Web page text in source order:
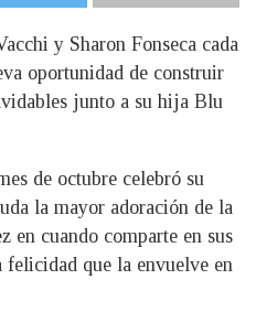
y Sharon Fonseca cada
oportunidad de construir
junto a su hija Blu
de octubre celebró su
la mayor adoración de la
en cuando comparte en sus
felicidad que la envuelve en